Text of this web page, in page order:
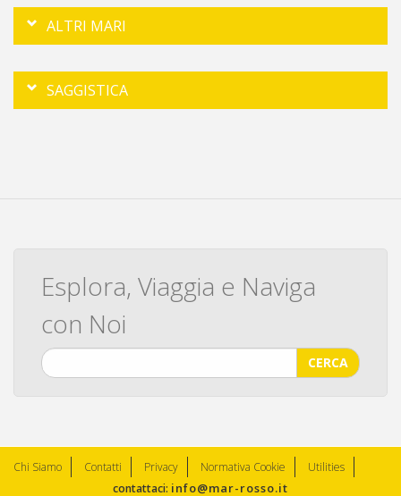
ALTRI MARI
SAGGISTICA
Esplora, Viaggia e Naviga
con Noi
CERCA
Chi Siamo Contatti Privacy Normativa Cookie
Utilities
contattaci: info@mar-rosso.it